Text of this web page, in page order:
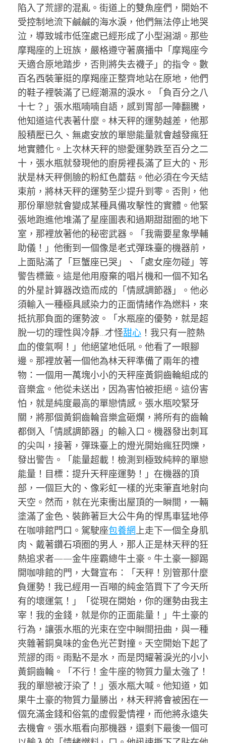
陷入了荒謬的混亂。街道上的雙魚座們，開始不
受控制地流下鹹鹹的海水淚，他們無法停止地哭
泣，導致城市低窪處已經形成了小型潟湖。那些
摩羯座的上班族，嚴格遵守著廣播中「摩羯座今
天適合原地踏步，否則將失去襪子」的指令。數
百名西裝筆挺的摩羯座正整齊地站在原地，他們
的鞋子裡裝滿了已經潮濕的淚水。「負百分之八
十七？」張水瓶喃喃自語，感到胃部一陣翻騰，
他知道這代表著什麼。林天秤的運勢越差，他那
股積壓已久、無處安放的單戀能量就會越發瘋狂
地實體化。上次林天秤的戀愛運勢跌至百分之二
十，張水瓶就發現他的廚房裡長滿了巨大的、形
狀是林天秤側臉的粉紅色蘑菇。他必須在今天結
束前，將林天秤的運勢至少提升到零。否則，他
那份單戀就會變成某種具備攻擊性的實體。他緊
張地跑進他堆滿了星座圖表和過期甜甜圈的地下
室，那裡放著他的秘密武器。「我需要星象學輔
助儀！」他衝到一個像是老式彈珠臺的機器前，
上面貼滿了「巨蟹座已哭」、「處女座勿碰」等
警告標籤。這是他用廢棄的唱片機和一個不知名
的外星計算器改造而成的「情感調節器」。他必
須輸入一種極具感染力的正面情緒作為燃料，來
抵抗那負面的運勢波。「水瓶座的優勢，就是超
脫一切的理性與冷靜…才怪甜心 ！我只有一腔熱
血的傻氣啊！」他絕望地低吼。他看了一眼腳
邊。那裡放著一個他為林天秤準備了兩年的禮
物：一個用一萬塊小小的天秤座黃銅齒輪組成的
音樂盒。他從未送出，因為害怕被拒絕。這份害
怕，就是純度最高的單戀情感。張水瓶咬緊牙
關，將那個黃銅齒輪音樂盒砸爛，將所有的齒輪
都倒入「情感調節器」的輸入口。機器發出刺耳
的尖叫，接著，彈珠臺上的燈光開始瘋狂閃爍，
發出警告。「能量超載！檢測到極致純粹的單戀
能量！目標：提升天秤座運勢！」在機器的頂
部，一個巨大的、像彩虹一樣的光束筆直地射向
天空。然而，就在光束衝出屋頂的一瞬間，一輛
塗滿了金色、裝飾著巨大公牛角的悍馬車猛地停
在咖啡館門口。駕駛座包養網上走下一個全身肌
肉、戴著鑽石項圈的男人，那人正是林天秤的狂
熱追求者——金牛座霸總牛土豪。牛土豪一腳踢
開咖啡館的門，大聲宣布：「天秤！別管那什麼
負運勢！我已經用一百噸的純金箔買下了今天所
有的壞運氣！」「從現在開始，你的運勢由我主
宰！我的金錢，就是你的正面能量！」牛土豪的
行為，讓張水瓶的光束在空中瞬間扭曲，與一種
夾雜著銅臭味的金色光芒對撞。天空開始下起了
荒謬的雨。雨點不是水，而是閃耀著淚光的小小
黃銅齒輪。「不行！金牛座的物質力量太強了！
我的單戀被汙染了！」張水瓶大喊。他知道，如
果牛土豪的物質力量勝出，林天秤將會被困在一
個充滿金錢和俗氣的虛假愛情裡，而他將永遠失
去機會。張水瓶看向那機器，還剩下最後一個可